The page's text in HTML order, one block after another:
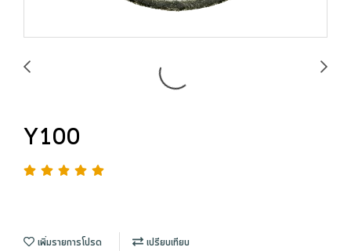
Y100
เพิ่มรายการโปรด เปรียบเทียบ